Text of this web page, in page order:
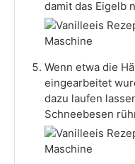
damit das Eigelb
Wenn etwa die
eingearbeitet
dazu laufen
Schneebesen